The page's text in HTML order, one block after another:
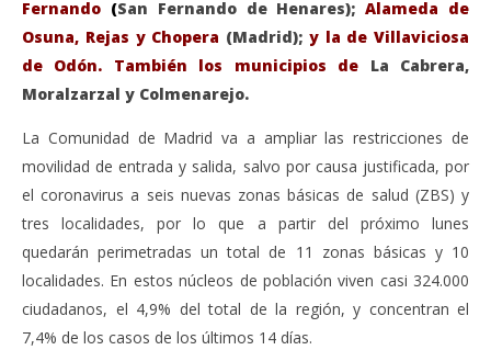
VIENDO AHORA
En San Fernando de Henares vuelve el
confinamiento. La Comunidad de Madrid limita la
movilidad por COVID-19 en otras seis zonas básicas
de salud y tres municipios,
abril
3,
2021
Admin
Fernando (San Fernando de Henares); Alameda de
Osuna, Rejas y Chopera (Madrid); y la de Villaviciosa
de Odón. También los municipios de
La Cabrera,
Moralzarzal y Colmenarejo.
La Comunidad de Madrid va a ampliar las restricciones de
movilidad de entrada y salida, salvo por causa justificada, por
el coronavirus a seis nuevas zonas básicas de salud (ZBS) y
tres localidades, por lo que a partir del próximo lunes
quedarán perimetradas un total de 11 zonas básicas y 10
localidades. En estos núcleos de población viven casi 324.000
ciudadanos, el 4,9% del total de la región, y concentran el
7,4% de los casos de los últimos 14 días.